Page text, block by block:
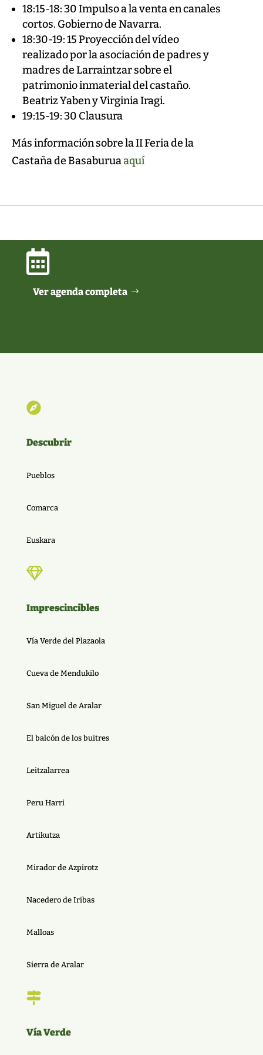
18:15-18: 30 Impulso a la venta en canales
cortos. Gobierno de Navarra.
18:30-19: 15 Proyección del vídeo
realizado por la asociación de padres y
madres de Larraintzar sobre el
patrimonio inmaterial del castaño.
Beatriz Yaben y Virginia Iragi.
19:15-19: 30 Clausura
Más información sobre la II Feria de la
Castaña de Basaburuaaquí

Ver agenda completa

Descubrir
Pueblos
Comarca
Euskara

Imprescincibles
Vía Verde del Plazaola
Cueva de Mendukilo
San Miguel de Aralar
El balcón de los buitres
Leitzalarrea
Peru Harri
Artikutza
Mirador de Azpirotz
Nacedero de Iribas
Malloas
Sierra de Aralar

Vía Verde